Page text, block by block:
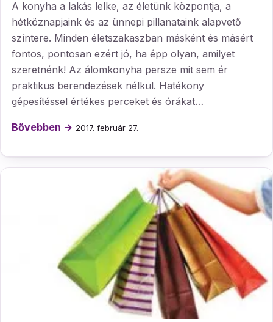
A konyha a lakás lelke, az életünk központja, a
hétköznapjaink és az ünnepi pillanataink alapvető
színtere. Minden életszakaszban másként és másért
fontos, pontosan ezért jó, ha épp olyan, amilyet
szeretnénk! Az álomkonyha persze mit sem ér
praktikus berendezések nélkül. Hatékony
gépesítéssel értékes perceket és órákat…
Bővebben → 2017. február 27.